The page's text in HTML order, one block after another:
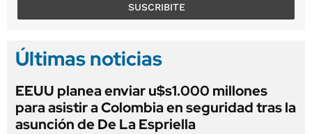
SUSCRIBITE
Últimas noticias
EEUU planea enviar u$s1.000 millones
para asistir a Colombia en seguridad tras la
asunción de De La Espriella